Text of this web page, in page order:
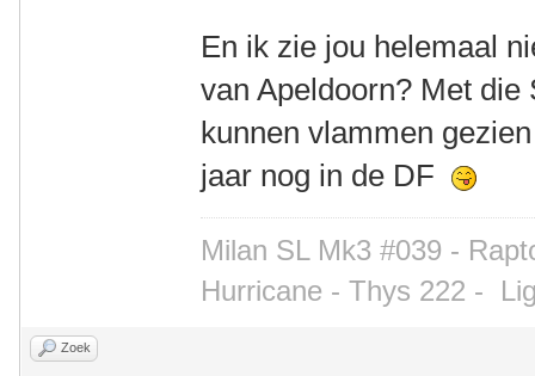
En ik zie jou helemaal
van Apeldoorn? Met
kunnen vlammen
jaar nog in de DF
Milan SL Mk3 #039 -
Hurricane - Thys 222 -
Zoek